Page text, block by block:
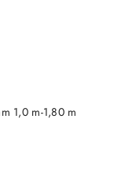
1,0 m-1,80 m